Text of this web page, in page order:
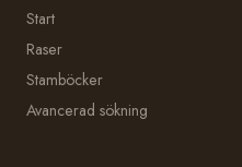
Start
Raser
Stamböcker
Avancerad sökning